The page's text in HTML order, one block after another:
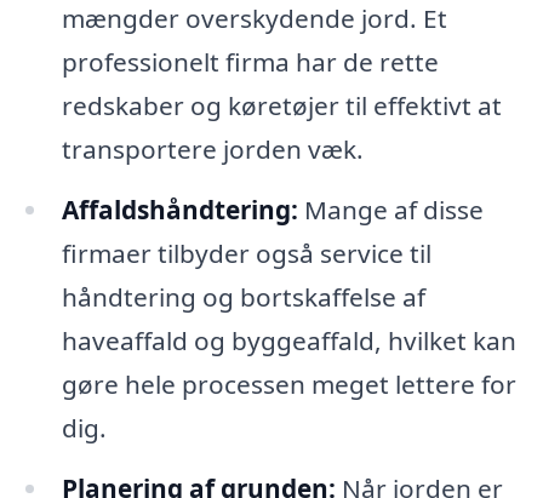
mængder overskydende jord. Et
professionelt firma har de rette
redskaber og køretøjer til effektivt at
transportere jorden væk.
Affaldshåndtering: Mange af disse
firmaer tilbyder også service til
håndtering og bortskaffelse af
haveaffald og byggeaffald, hvilket kan
gøre hele processen meget lettere for
dig.
Planering af grunden: Når jorden er